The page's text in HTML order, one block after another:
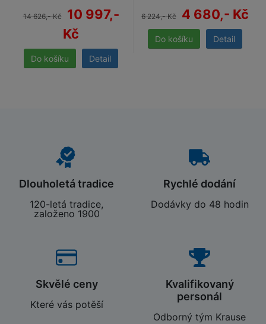
14 626,- Kč
10 997,-
Kč
Detail
6 224,- Kč 4 680,- Kč
Detail
Dlouholetá tradice
120-letá tradice,
založeno 1900
Rychlé dodání
Dodávky do 48 hodin
Skvělé ceny
Které vás potěší
Kvalifikovaný
personál
Odborný tým Krause